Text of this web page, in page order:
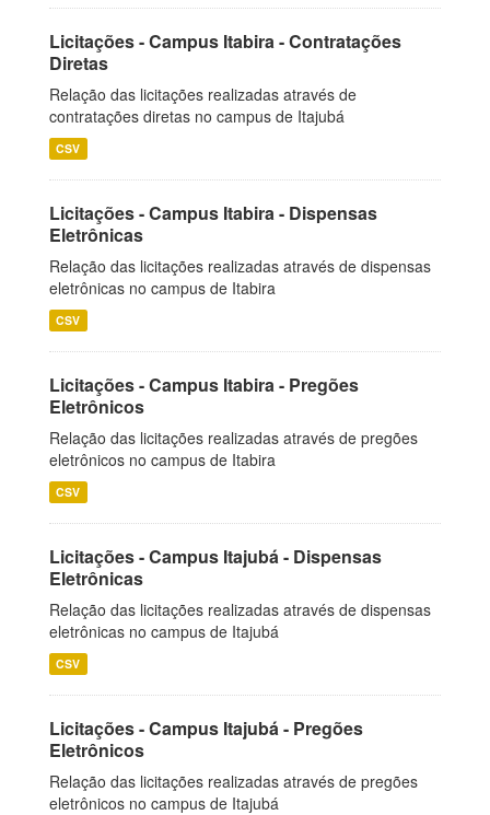
Licitações - Campus Itabira - Contratações
Diretas
Relação das licitações realizadas através de
contratações diretas no campus de Itajubá
CSV
Licitações - Campus Itabira - Dispensas
Eletrônicas
Relação das licitações realizadas através de dispensas
eletrônicas no campus de Itabira
CSV
Licitações - Campus Itabira - Pregões
Eletrônicos
Relação das licitações realizadas através de pregões
eletrônicos no campus de Itabira
CSV
Licitações - Campus Itajubá - Dispensas
Eletrônicas
Relação das licitações realizadas através de dispensas
eletrônicas no campus de Itajubá
CSV
Licitações - Campus Itajubá - Pregões
Eletrônicos
Relação das licitações realizadas através de pregões
eletrônicos no campus de Itajubá